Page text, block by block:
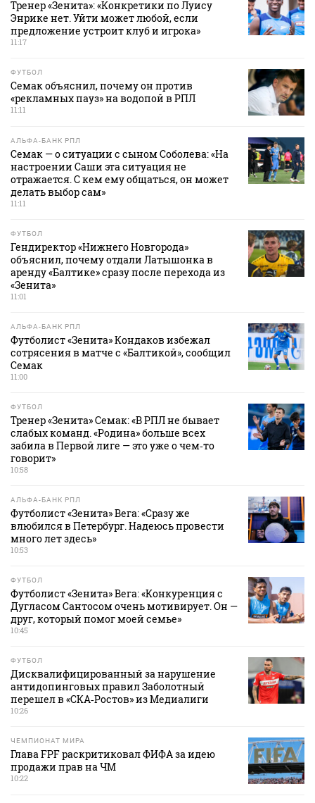
Тренер «Зенита»: «Конкретики по Луису
Энрике нет. Уйти может любой, если
предложение устроит клуб и игрока»
11:17
ФУТБОЛ
Семак объяснил, почему он против
«рекламных пауз» на водопой в РПЛ
11:11
АЛЬФА-БАНК РПЛ
Семак — о ситуации с сыном Соболева: «На
настроении Саши эта ситуация не
отражается. С кем ему общаться, он может
делать выбор сам»
11:11
ФУТБОЛ
Гендиректор «Нижнего Новгорода»
объяснил, почему отдали Латышонка в
аренду «Балтике» сразу после перехода из
«Зенита»
11:01
АЛЬФА-БАНК РПЛ
Футболист «Зенита» Кондаков избежал
сотрясения в матче с «Балтикой», сообщил
Семак
11:00
ФУТБОЛ
Тренер «Зенита» Семак: «В РПЛ не бывает
слабых команд. «Родина» больше всех
забила в Первой лиге — это уже о чем‑то
говорит»
10:58
АЛЬФА-БАНК РПЛ
Футболист «Зенита» Вега: «Сразу же
влюбился в Петербург. Надеюсь провести
много лет здесь»
10:53
ФУТБОЛ
Футболист «Зенита» Вега: «Конкуренция с
Дугласом Сантосом очень мотивирует. Он —
друг, который помог моей семье»
10:45
ФУТБОЛ
Дисквалифицированный за нарушение
антидопинговых правил Заболотный
перешел в «СКА‑Ростов» из Медиалиги
10:26
ЧЕМПИОНАТ МИРА
Глава FPF раскритиковал ФИФА за идею
продажи прав на ЧМ
10:22